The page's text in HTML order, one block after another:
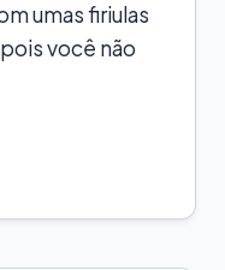
umas firiulas
você não